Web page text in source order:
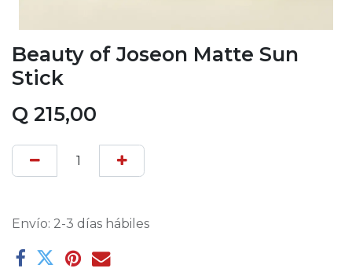
Beauty of Joseon Matte Sun
Stick
Q 215,00
Envío: 2-3 días hábiles